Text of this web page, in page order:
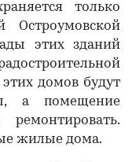
только
этих зданий
домов будут
а помещение
жилые дома.